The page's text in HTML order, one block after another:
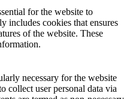
for the website to
includes cookies that ensures
of the website. These
necessary for the website
collect user personal data via